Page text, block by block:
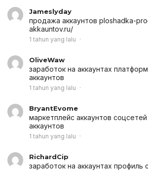
Jameslyday
продажа аккаунтов ploshadka-
akkauntov.ru/
1 tahun yang lalu
OliveWaw
заработок на аккаунтах
аккаунтов
1 tahun yang lalu
BryantEvome
маркетплейс аккаунтов соцсетей
аккаунтов
1 tahun yang lalu
RichardCip
заработок на аккаунтах профиль